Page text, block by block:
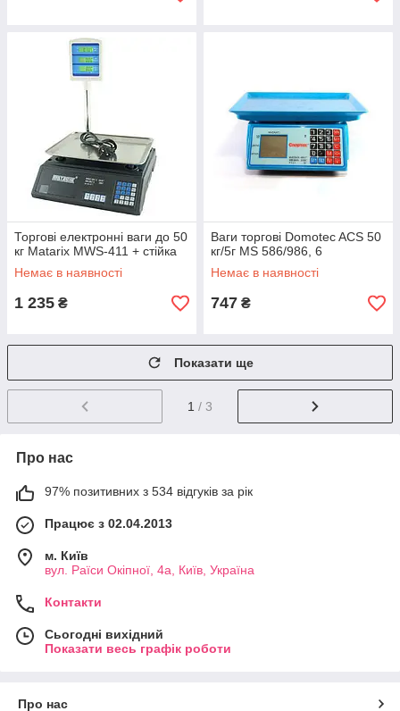
Торгові електронні ваги до 50
кг Matarix MWS-411 + стійка
Немає в наявності
1 235 ₴
Ваги торгові Domotec ACS 50
кг/5г MS 586/986, 6
Немає в наявності
747 ₴
Показати ще
1 / 3
Про нас
97% позитивних з 534 відгуків за рік
Працює з 02.04.2013
м. Київ
вул. Раїси Окіпної, 4а, Київ, Україна
Контакти
Сьогодні вихідний
Показати весь графік роботи
Про нас